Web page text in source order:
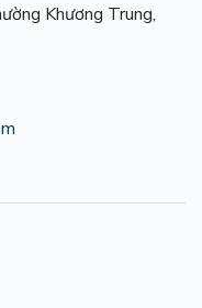
Khương Trung,